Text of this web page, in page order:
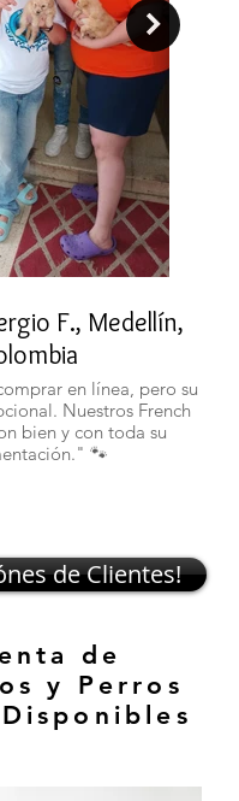
F., Medellín,
en línea, pero su
Nuestros French
bien y con toda su
🐾
de Clientes!
de
y Perros